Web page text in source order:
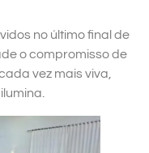
no último final de
o compromisso de
vez mais viva,